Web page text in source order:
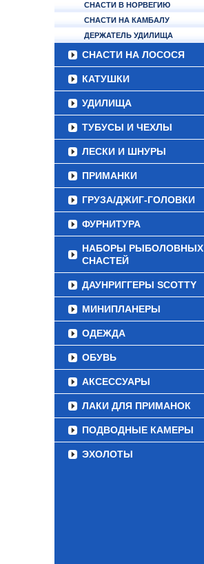
СНАСТИ В НОРВЕГИЮ
СНАСТИ НА КАМБАЛУ
ДЕРЖАТЕЛЬ УДИЛИЩА
СНАСТИ НА ЛОСОСЯ
КАТУШКИ
УДИЛИЩА
ТУБУСЫ И ЧЕХЛЫ
ЛЕСКИ И ШНУРЫ
ПРИМАНКИ
ГРУЗА/ДЖИГ-ГОЛОВКИ
ФУРНИТУРА
НАБОРЫ РЫБОЛОВНЫХ
СНАСТЕЙ
ДАУНРИГГЕРЫ SCOTTY
МИНИПЛАНЕРЫ
ОДЕЖДА
ОБУВЬ
АКСЕССУАРЫ
ЛАКИ ДЛЯ ПРИМАНОК
ПОДВОДНЫЕ КАМЕРЫ
ЭХОЛОТЫ